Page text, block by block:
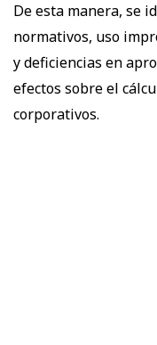
De esta manera, se
normativos, uso
y deficiencias en
efectos sobre el
corporativos.